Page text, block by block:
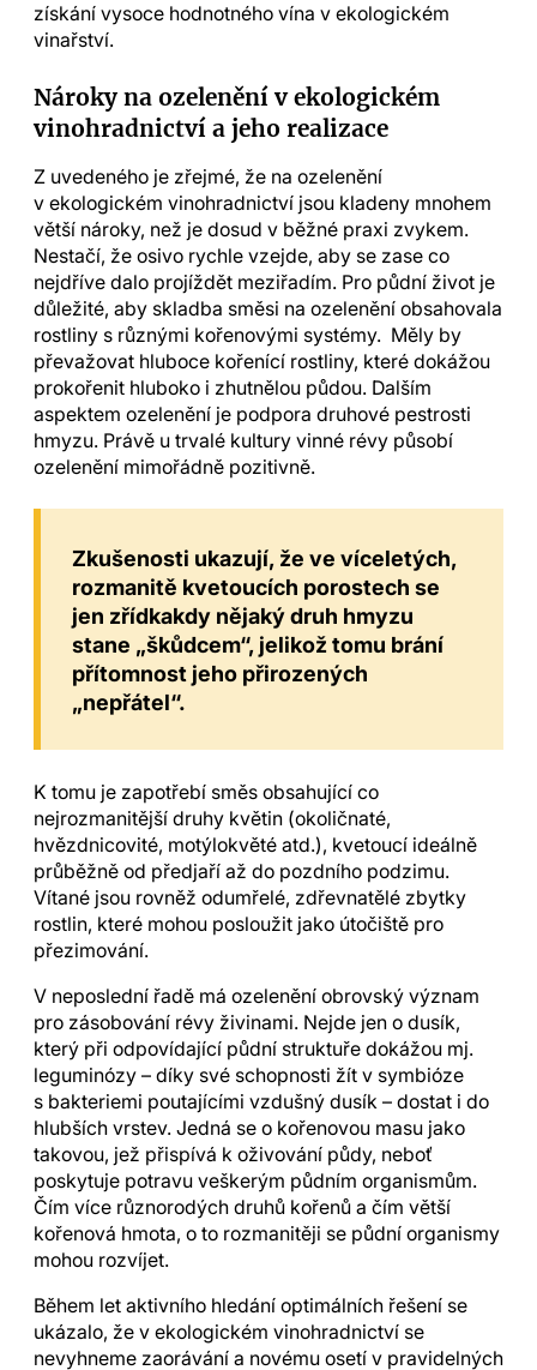
získání vysoce hodnotného vína v ekologickém
vinařství.
Nároky na ozelenění v ekologickém
vinohradnictví a jeho realizace
Z uvedeného je zřejmé, že na ozelenění
v ekologickém vinohradnictví jsou kladeny mnohem
větší nároky, než je dosud v běžné praxi zvykem.
Nestačí, že osivo rychle vzejde, aby se zase co
nejdříve dalo projíždět meziřadím. Pro půdní život je
důležité, aby skladba směsi na ozelenění obsahovala
rostliny s různými kořenovými systémy. Měly by
převažovat hluboce kořenící rostliny, které dokážou
prokořenit hluboko i zhutnělou půdou. Dalším
aspektem ozelenění je podpora druhové pestrosti
hmyzu. Právě u trvalé kultury vinné révy působí
ozelenění mimořádně pozitivně.
Zkušenosti ukazují, že ve víceletých,
rozmanitě kvetoucích porostech se
jen zřídkakdy nějaký druh hmyzu
stane „škůdcem“, jelikož tomu brání
přítomnost jeho přirozených
„nepřátel“.
K tomu je zapotřebí směs obsahující co
nejrozmanitější druhy květin (okoličnaté,
hvězdnicovité, motýlokvěté atd.), kvetoucí ideálně
průběžně od předjaří až do pozdního podzimu.
Vítané jsou rovněž odumřelé, zdřevnatělé zbytky
rostlin, které mohou posloužit jako útočiště pro
přezimování.
V neposlední řadě má ozelenění obrovský význam
pro zásobování révy živinami. Nejde jen o dusík,
který při odpovídající půdní struktuře dokážou mj.
leguminózy – díky své schopnosti žít v symbióze
s bakteriemi poutajícími vzdušný dusík – dostat i do
hlubších vrstev. Jedná se o kořenovou masu jako
takovou, jež přispívá k oživování půdy, neboť
poskytuje potravu veškerým půdním organismům.
Čím více různorodých druhů kořenů a čím větší
kořenová hmota, o to rozmanitěji se půdní organismy
mohou rozvíjet.
Během let aktivního hledání optimálních řešení se
ukázalo, že v ekologickém vinohradnictví se
nevyhneme zaorávání a novému osetí v pravidelných